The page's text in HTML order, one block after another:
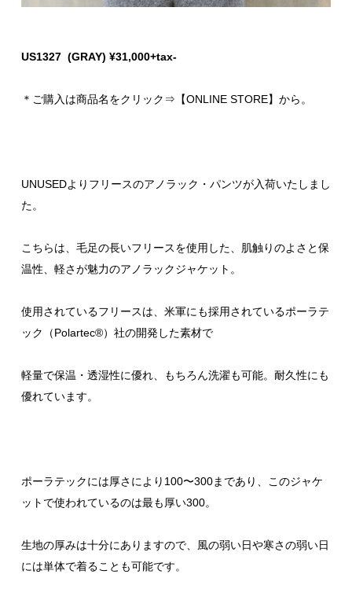
US1327 (GRAY) ¥31,000+tax-
＊ご購入は商品名をクリック⇒【ONLINE STORE】から。
UNUSEDよりフリースのアノラック・パンツが入荷いたしまし
た。
こちらは、毛足の長いフリースを使用した、肌触りのよさと保
温性、軽さが魅力のアノラックジャケット。
使用されているフリースは、米軍にも採用されているポーラテ
ック（Polartec®）社の開発した素材で
軽量で保温・透湿性に優れ、もちろん洗濯も可能。耐久性にも
優れています。
ポーラテックには厚さにより100〜300まであり、このジャケ
ットで使われているのは最も厚い300。
生地の厚みは十分にありますので、風の弱い日や寒さの弱い日
には単体で着ることも可能です。